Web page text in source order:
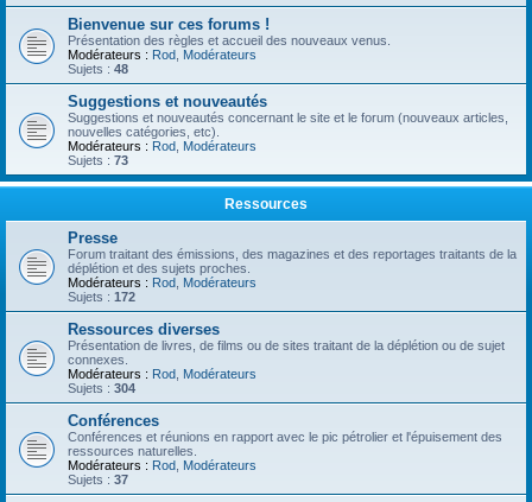
Bienvenue sur ces forums !
Présentation des règles et accueil des nouveaux venus.
Modérateurs : Rod Modérateurs
Sujets : 48
Suggestions et nouveautés
Suggestions et nouveautés concernant le site et le forum (nouveaux articles,
nouvelles catégories, etc).
Modérateurs : Rod Modérateurs
Sujets : 73
Ressources
Presse
Forum traitant des émissions, des magazines et des reportages traitants de la
déplétion et des sujets proches.
Modérateurs : Rod Modérateurs
Sujets : 172
Ressources diverses
Présentation de livres, de films ou de sites traitant de la déplétion ou de sujet
connexes.
Modérateurs : Rod Modérateurs
Sujets : 304
Conférences
Conférences et réunions en rapport avec le pic pétrolier et l'épuisement des
ressources naturelles.
Modérateurs : Rod Modérateurs
Sujets : 37